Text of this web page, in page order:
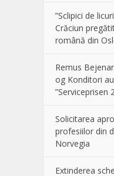
”Sclipici de
Crăciun
română din
Remus
og Konditori
”Serviceprisen
Solicitarea
profesiilor din
Norvegia
Extinderea